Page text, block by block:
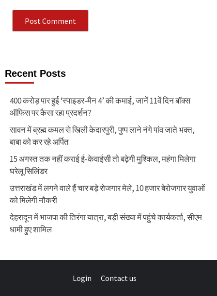
Recent Posts
400 करोड़ पार हुई ‘स्पाइडर-मैन 4’ की कमाई, जानें 11वें दिन बॉक्स
ऑफिस पर कैसा रहा प्रदर्शन?
सावन में ब्रह्म कमल से खिली केदारपुरी, पुष्प लाने नंगे पांव जाते भक्त,
बाबा को कर रहे अर्पित
15 अगस्त तक नहीं कराई ई-केवाईसी तो बढ़ेगी मुश्किल, महंगा मिलेगा
घरेलू सिलिंडर
उत्तराखंड में लगने वाले हैं चार बड़े रोजगार मेले, 10 हजार बेरोजगार युवाओं
को मिलेगी नौकरी
देहरादून में भाजपा की तिरंगा यात्रा, बड़ी संख्या में पहुंचे कार्यकर्ता, सीएम
धामी हुए शामिल
Login Contact us